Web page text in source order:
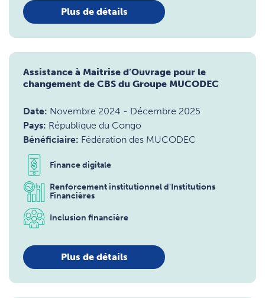
Plus de détails
Assistance à Maitrise d’Ouvrage pour le
changement de CBS du Groupe MUCODEC
Date: Novembre 2024 - Décembre 2025
Pays: République du Congo
Bénéficiaire: Fédération des MUCODEC
Finance digitale
Renforcement institutionnel d'Institutions
Financières
Inclusion financière
Plus de détails